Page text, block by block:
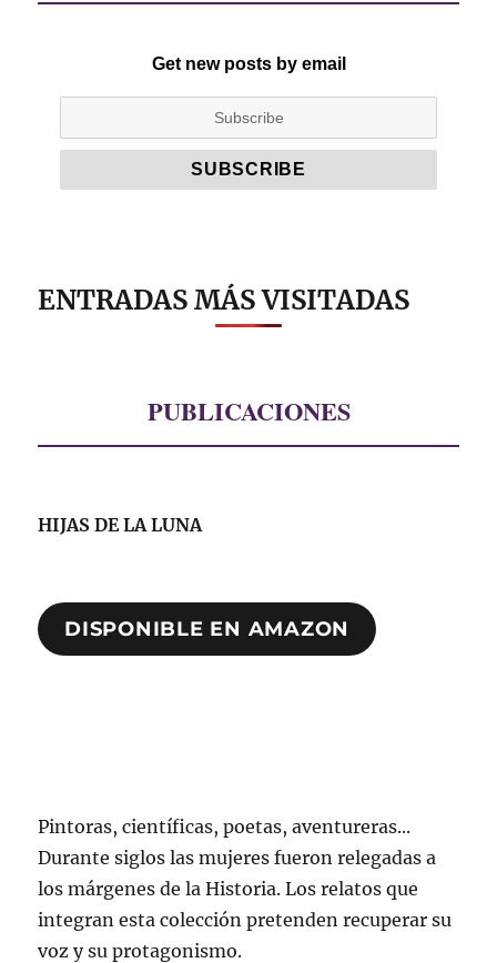
Get new posts by email
ENTRADAS MÁS VISITADAS
PUBLICACIONES
HIJAS DE LA LUNA
DISPONIBLE EN AMAZON
Pintoras, científicas, poetas, aventureras...
Durante siglos las mujeres fueron relegadas a
los márgenes de la Historia. Los relatos que
integran esta colección pretenden recuperar su
voz y su protagonismo.